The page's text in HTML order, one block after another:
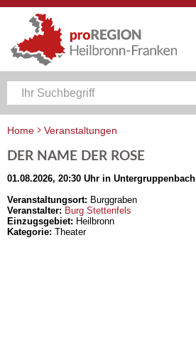
Home
Veranstaltungen
DER NAME DER ROSE
01.08.2026, 20:30 Uhr in Untergruppenbach
Veranstaltungsort: Burggraben
Veranstalter: Burg Stettenfels
Einzugsgebiet: Heilbronn
Kategorie: Theater